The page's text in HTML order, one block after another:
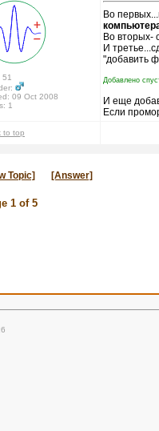
51
09 Oct 2008
1
Во
Во вторых-
И
"добавить
Добавлено
И еще
Если
to top
Topic] [Answer]
1 of 5